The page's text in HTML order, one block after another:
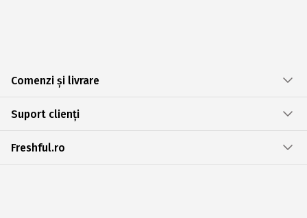
Comenzi și livrare
Suport clienți
Freshful.ro